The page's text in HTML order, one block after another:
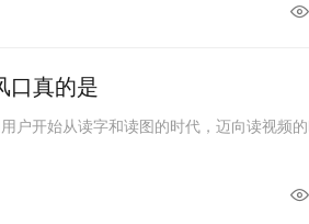
口真的是
户开始从读字和读图的时代，迈向读视频